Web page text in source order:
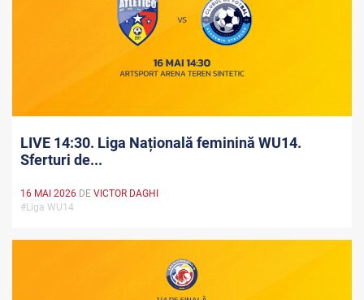
LIVE 14:30. Liga Națională feminină WU14.
Sferturi de...
16 MAI 2026 DE VICTOR DAGHI
#Liga WU14